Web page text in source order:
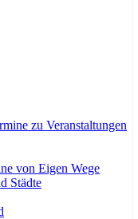
zu Veranstaltungen
von Eigen Wege
Städte